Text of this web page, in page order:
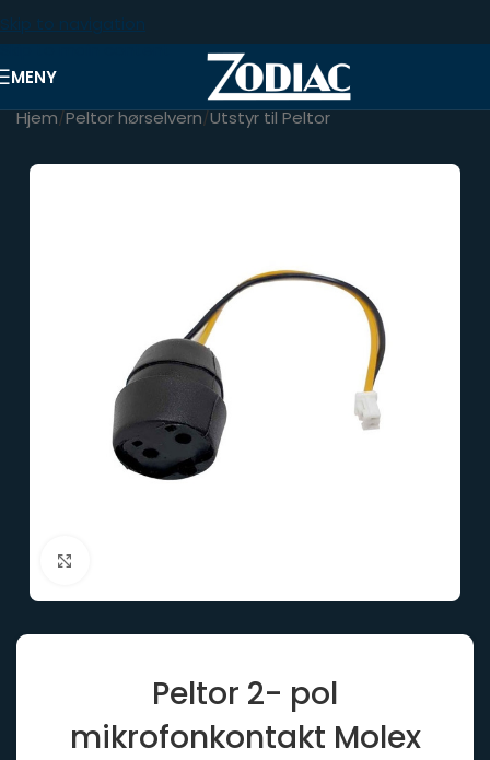
Skip to navigation
Skip to main content
MENY
Hjem/Peltor hørselvern/Utstyr til Peltor
Peltor 2- pol
mikrofonkontakt Molex